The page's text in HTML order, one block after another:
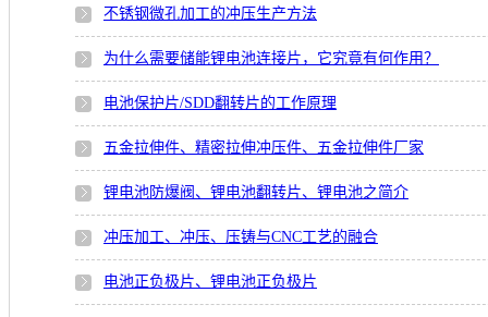
不锈钢微孔加工的冲压生产方法
为什么需要储能锂电池连接片，它究竟有何作用？
电池保护片/SDD翻转片的工作原理
五金拉伸件、精密拉伸冲压件、五金拉伸件厂家
锂电池防爆阀、锂电池翻转片、锂电池之简介
冲压加工、冲压、压铸与CNC工艺的融合
电池正负极片、锂电池正负极片